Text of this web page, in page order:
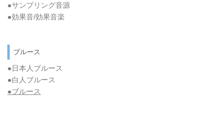
●サンプリング音源
●効果音/効果音楽
ブルース
●日本人ブルース
●白人ブルース
●ブルース